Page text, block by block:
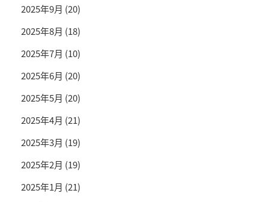
2025年9月 (20)
2025年8月 (18)
2025年7月 (10)
2025年6月 (20)
2025年5月 (20)
2025年4月 (21)
2025年3月 (19)
2025年2月 (19)
2025年1月 (21)